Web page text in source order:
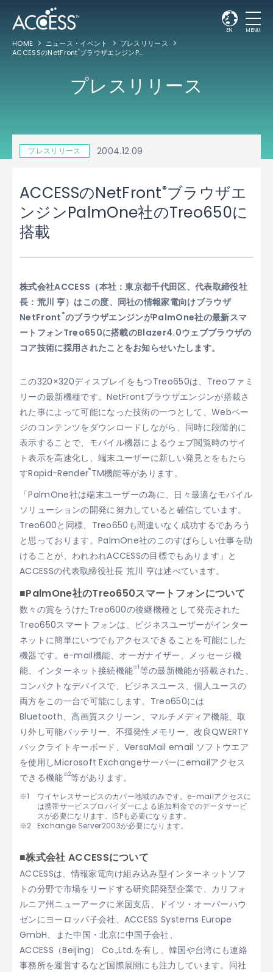
EN MENU
HOME ニュース・イベント
プレスリリース
ACCESSのNetFront®ブラウザエンジンPalmOne社のTreo650に搭載
プレスリリース
プレスリリース 2004.12.09
ACCESSのNetFront®ブラウザエ
ンジンPalmOne社のTreo650に
搭載
株式会社ACCESS（本社：東京都千代田区、代表取締役社
長：荒川 亨）はこの度、同社の情報家電向けブラウザ
NetFront ®のブラウザエンジンがPalmOne社の最新スマ
ートフォンTreo650に搭載のBlazer4.0ウェブブラウザの
コア技術に採用されたことをお知らせいたします。
この320×320ディスプレイをもつTreo650は、Treoファミ
リーの最新機種です。NetFrontブラウザエンジンが搭載さ
れた事によって可能になった技術の一つとして、Webペー
ジのコンテンツをダウンロードしながら、同時に段階的に
表示することで、モバイル機器によるウェブ閲覧時のサイ
ト表示を高速化し、端末ユーザーに新しい発見とをもたら
すRapid-Render®TM機能等があります。
「PalmOne社は端末ユーザーの為に、日々最適なモバイル
ソリューションの開発に努力していると確信しています。
Treo600と同様、Treo650も間違いなく成功するであろう
と思っております。PalmOne社のこのすばらしい仕事を助
けることが、われわれACCESSの目標でもあります」と
ACCESSの代表取締役社長 荒川 亨は述べています。
■PalmOne社のTreo650スマートフォンについて
数々の賞をうけたTreo600の後継機種として発売された
Treo650スマートフォンは、ビジネスユーザーがインター
ネットに簡単にいつでもアクセスできることを可能にした
機器です。e-mail機能、オーガナイザー、メッセージ機
能、インターネット接続機能※1等の最新機能が搭載された、
コンパクトなデバイスで、ビジネスユース、個人ユースの
両方をこの一台で可能にします。Treo650には
Bluetooth、高画質スクリーン、マルチメディア機能、取
り外し可能バッテリー、不揮発性メモリー、改良QWERTY
バックライトキーボード、VersaMail email ソフトウエア
を使用しMicrosoft Exchangeサーバーにemailアクセス
できる機能※2等があります。
ワイヤレスサービスのカバー地域のみです。e-mailアクセスに
は携帯サービスプロバイダーによる追加料金でのデータサービ
スが必要になります。ISPも必要になります。
Exchange Server2003が必要になります。
■株式会社 ACCESSについて
ACCESSは、情報家電向け組み込み型インターネットソフ
トの分野で市場をリードする研究開発型企業で、カリフォ
ルニア州ニューアークに米国支店、ドイツ・オーバーハウ
ゼンにヨーロッパ子会社、ACCESS Systems Europe
GmbH、また中国・北京に中国子会社、
ACCESS（Beijing） Co.,Ltd.を有し、韓国や台湾にも連絡
事務所を運営するなど国際展開にも注力しています。同社